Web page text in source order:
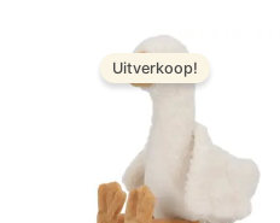
Uitverkoop!
Oorspronkelijke
prijs
was:
€ 9,99.
Huidige
prijs
is: